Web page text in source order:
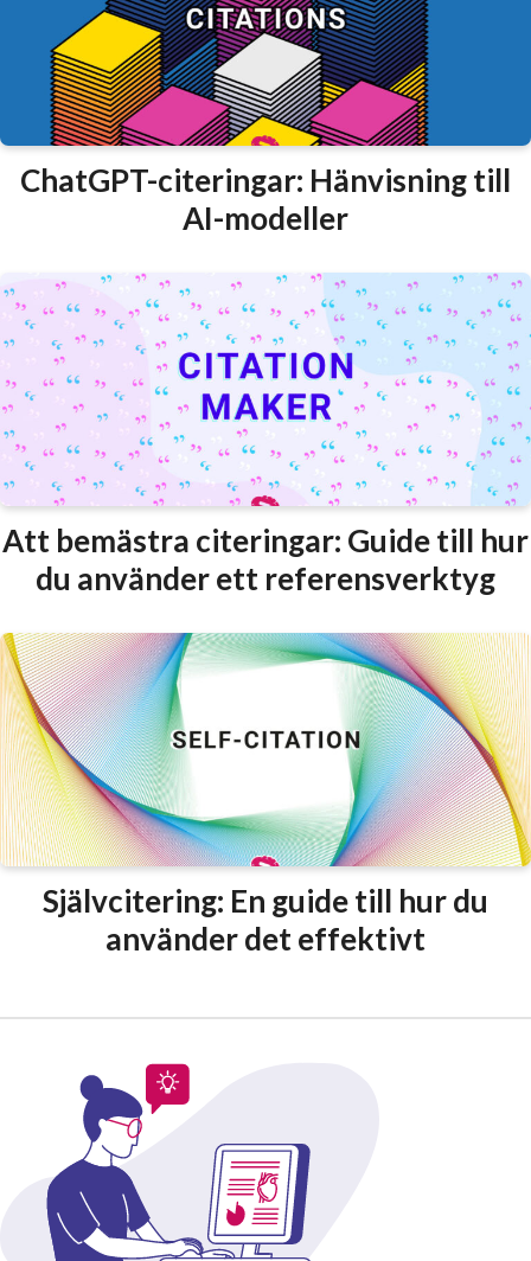
ChatGPT-citeringar: Hänvisning till
AI-modeller
Att bemästra citeringar: Guide till hur
du använder ett referensverktyg
Självcitering: En guide till hur du
använder det effektivt